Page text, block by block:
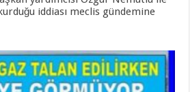
iddiası meclis gündemine